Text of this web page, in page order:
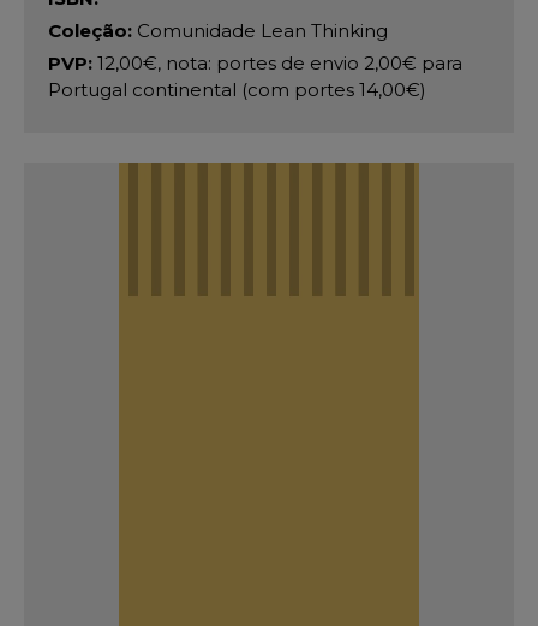
Coleção: Comunidade Lean Thinking
PVP: 12,00€, nota: portes de envio 2,00€ para
Portugal continental (com portes 14,00€)